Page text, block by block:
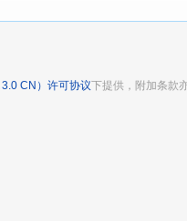
CN）许可协议下提供，附加条款